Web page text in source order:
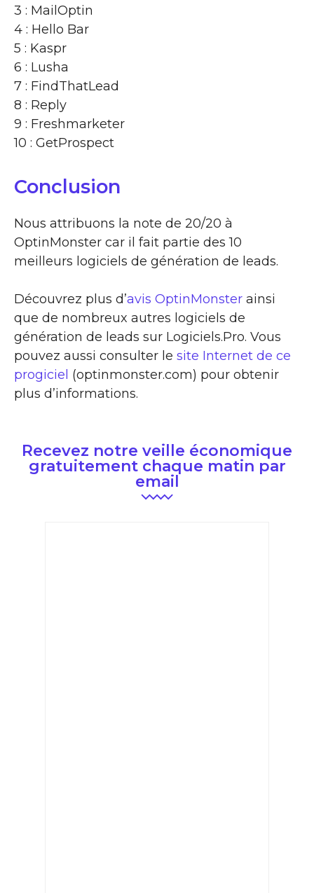
3 : MailOptin
4 : Hello Bar
5 : Kaspr
6 : Lusha
7 : FindThatLead
8 : Reply
9 : Freshmarketer
10 : GetProspect
Conclusion
Nous attribuons la note de 20/20 à
OptinMonster car il fait partie des 10
meilleurs logiciels de génération de leads.
Découvrez plus d’avis OptinMonster ainsi
que de nombreux autres logiciels de
génération de leads sur Logiciels.Pro. Vous
pouvez aussi consulter le site Internet de ce
progiciel (optinmonster.com) pour obtenir
plus d’informations.
Recevez notre veille économique
gratuitement chaque matin par
email